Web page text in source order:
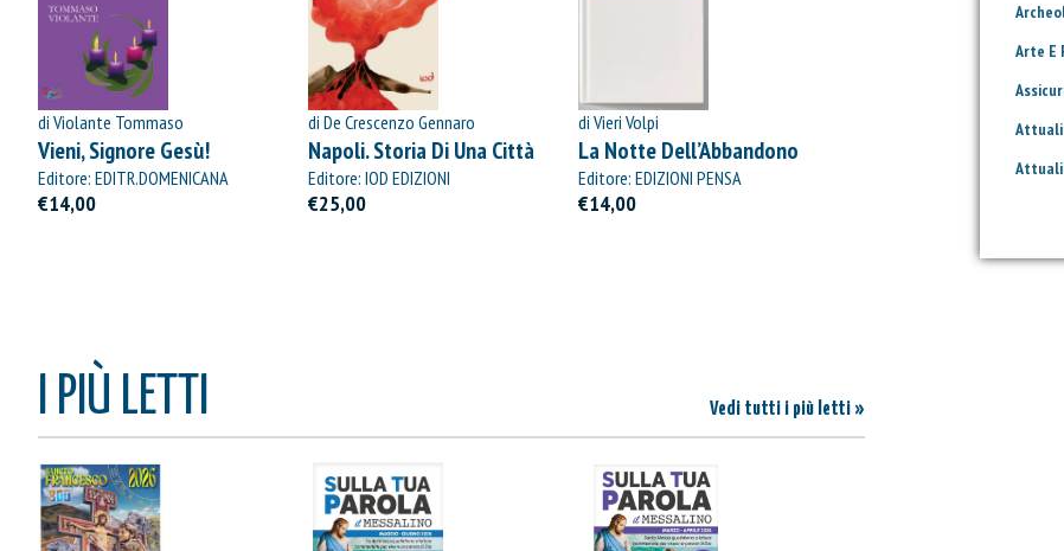
di Violante Tommaso
Vieni, Signore Gesù!
Editore: EDITR.DOMENICANA
ITALIANA
€14,00
di De Crescenzo Gennaro
Napoli. Storia Di Una Città
Editore: IOD EDIZIONI
€25,00
di Vieri Volpi
La Notte Dell’Abbandono
Editore: EDIZIONI PENSA
MULTIMEDIA
€14,00
I PIÙ LETTI Vedi tutti i più letti »
Arte E